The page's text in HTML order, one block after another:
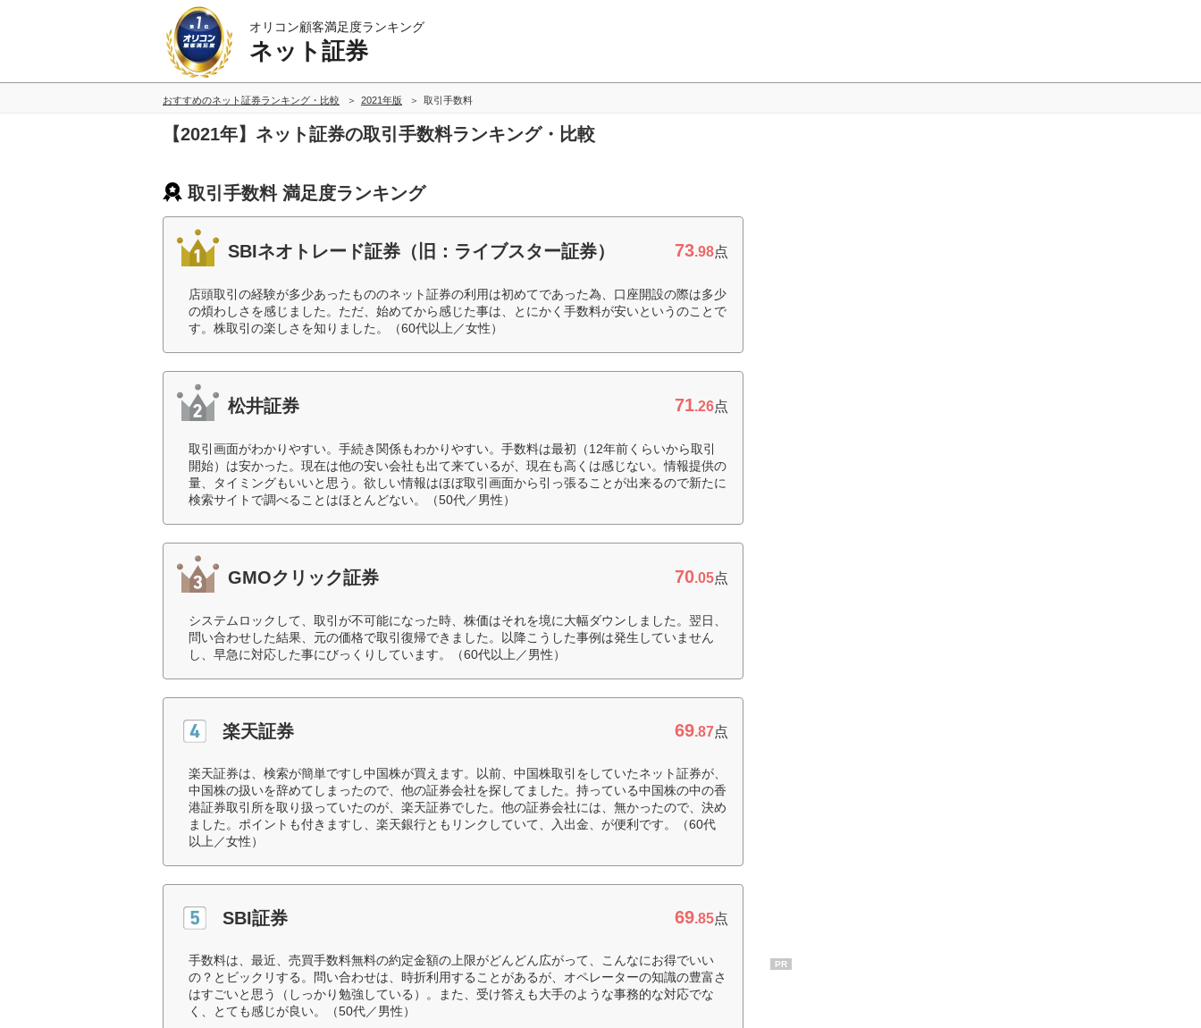
オリコン顧客満足度ランキング
ネット証券
おすすめのネット証券ランキング・比較 2021年版 取引手数料
【2021年】ネット証券の取引手数料ランキング・比較
取引手数料 満足度ランキング
SBIネオトレード証券（旧：ライブスター証券） 73.98点
店頭取引の経験が多少あったもののネット証券の利用は初めてであった為、口座開設の際は多少
の煩わしさを感じました。ただ、始めてから感じた事は、とにかく手数料が安いというのことで
す。株取引の楽しさを知りました。（60代以上／女性）
松井証券 71.26点
取引画面がわかりやすい。手続き関係もわかりやすい。手数料は最初（12年前くらいから取引
開始）は安かった。現在は他の安い会社も出て来ているが、現在も高くは感じない。情報提供の
量、タイミングもいいと思う。欲しい情報はほぼ取引画面から引っ張ることが出来るので新たに
検索サイトで調べることはほとんどない。（50代／男性）
GMOクリック証券 70.05点
システムロックして、取引が不可能になった時、株価はそれを境に大幅ダウンしました。翌日、
問い合わせした結果、元の価格で取引復帰できました。以降こうした事例は発生していません
し、早急に対応した事にびっくりしています。（60代以上／男性）
楽天証券 69.87点
楽天証券は、検索が簡単ですし中国株が買えます。以前、中国株取引をしていたネット証券が、
中国株の扱いを辞めてしまったので、他の証券会社を探してました。持っている中国株の中の香
港証券取引所を取り扱っていたのが、楽天証券でした。他の証券会社には、無かったので、決め
ました。ポイントも付きますし、楽天銀行ともリンクしていて、入出金、が便利です。（60代
以上／女性）
SBI証券 69.85点
手数料は、最近、売買手数料無料の約定金額の上限がどんどん広がって、こんなにお得でいい
の？とビックリする。問い合わせは、時折利用することがあるが、オペレーターの知識の豊富さ
はすごいと思う（しっかり勉強している）。また、受け答えも大手のような事務的な対応でな
く、とても感じが良い。（50代／男性）
PR